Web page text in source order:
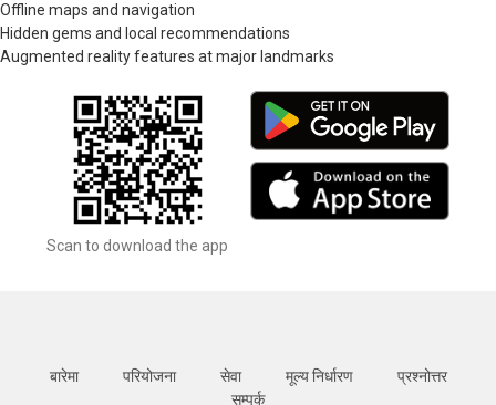
Offline maps and navigation
Hidden gems and local recommendations
Augmented reality features at major landmarks
Scan to download the app
बारेमा परियोजना सेवा मूल्य निर्धारण
प्रश्नोत्तर
सम्पर्क